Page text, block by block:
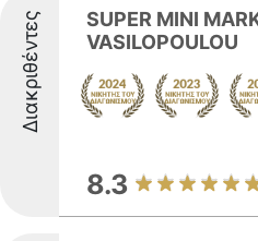
Διακριθέντες
SUPER MINI
VASILOPOULOU
8.3